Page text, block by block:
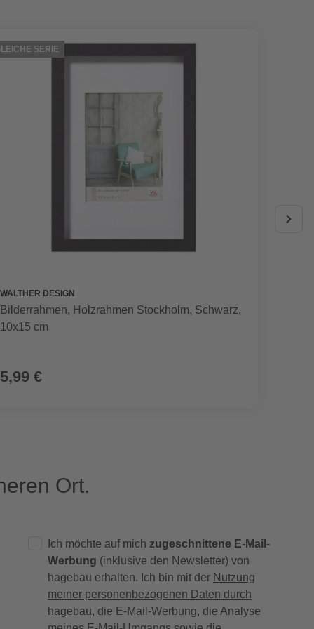
SERIE
WALTHER DESIGN
Bilderrahmen, Holzrahmen Stockholm, Schwarz,
10x15 cm
5,99 €
Ort.
Ich möchte auf mich zugeschnittene E-Mail-
Werbung (inklusive den Newsletter) von
hagebau erhalten. Ich bin mit der Nutzung
meiner personenbezogenen Daten durch
hagebau, die E-Mail-Werbung, die Analyse